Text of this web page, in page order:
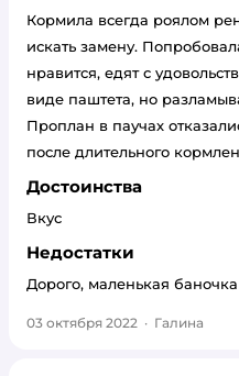
Кормила всегда роялом
искать замену.
нравится, едят с
виде паштета, но
Проплан в паучах
после длительного
Достоинства
Вкус
Недостатки
Дорого, маленькая баночка
03 октября 2022 · Галина